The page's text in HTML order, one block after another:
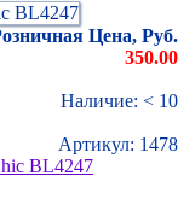
Цена, Руб.
350.00
Наличие: < 10
Артикул: 1478